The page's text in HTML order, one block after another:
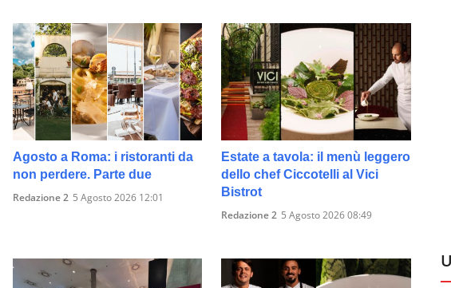
Agosto a Roma: i ristoranti da
non perdere. Parte due
Redazione 2 5 Agosto 2026 12:01
Estate a tavola: il menù leggero
dello chef Ciccotelli al Vici
Bistrot
Redazione 2 5 Agosto 2026 08:49